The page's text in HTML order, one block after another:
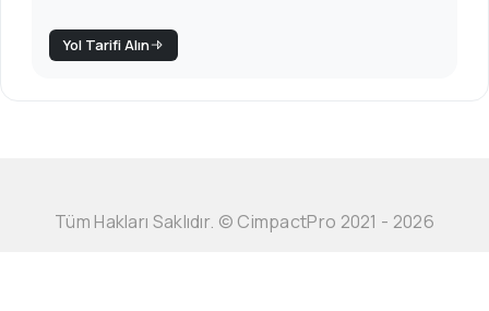
Yol Tarifi Alın
Tüm Hakları Saklıdır. © CimpactPro 2021 - 2026